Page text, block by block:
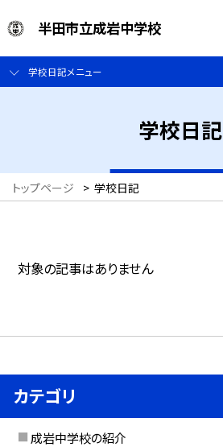
半田市立成岩中学校
学校日記メニュー
学校日記
トップページ > 学校日記
対象の記事はありません
カテゴリ
成岩中学校の紹介